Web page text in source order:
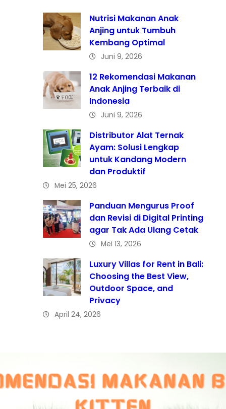
Nutrisi Makanan Anak
Anjing untuk Tumbuh
Kembang Optimal
Juni 9, 2026
12 Rekomendasi Makanan
Anak Anjing Terbaik di
Indonesia
Juni 9, 2026
Distributor Alat Ternak
Ayam: Solusi Lengkap
untuk Kandang Modern
dan Produktif
Mei 25, 2026
Panduan Mengurus Proof
dan Revisi di Digital Printing
agar Tak Ada Ulang Cetak
Mei 13, 2026
Luxury Villas for Rent in Bali:
Choosing the Best View,
Outdoor Space, and
Privacy
April 24, 2026